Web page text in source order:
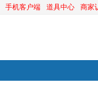
手机客户端 道具中心 商家